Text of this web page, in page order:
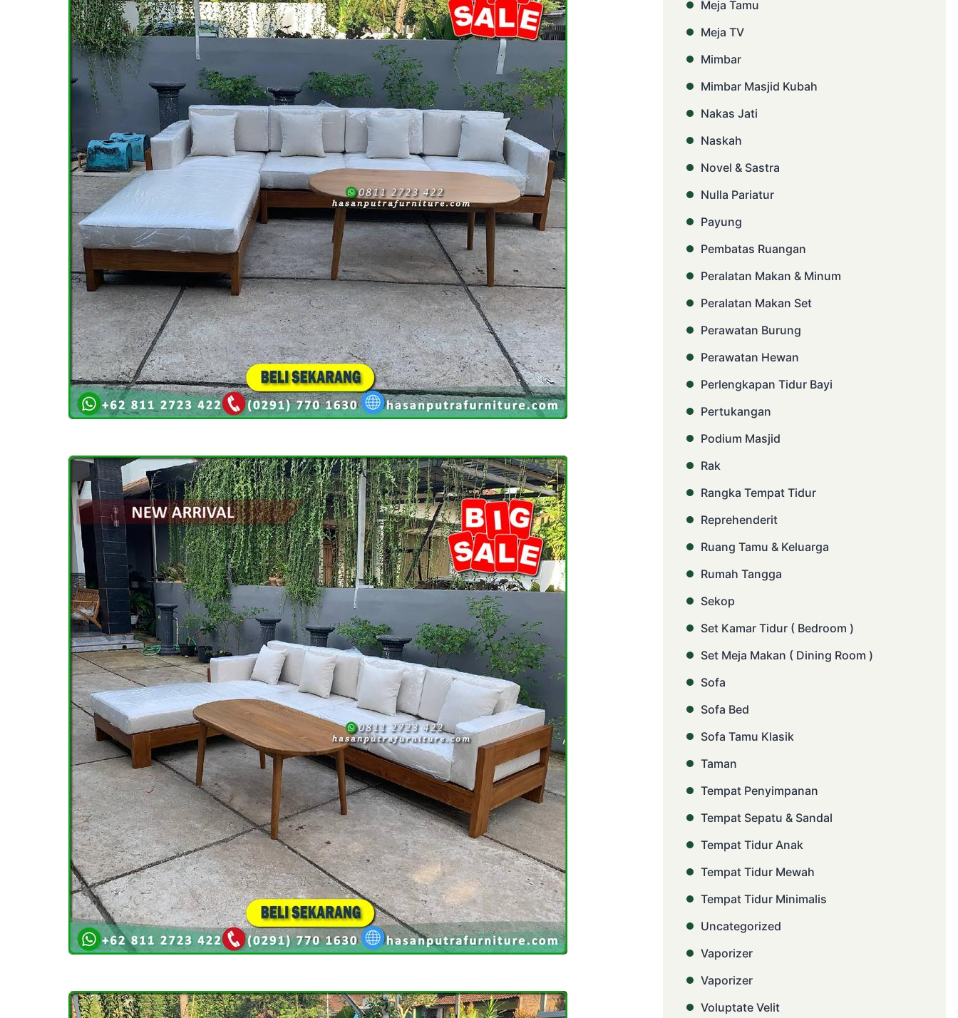
Meja Tamu
Meja TV
Mimbar
Mimbar Masjid Kubah
Nakas Jati
Naskah
Novel & Sastra
Nulla Pariatur
Payung
Pembatas Ruangan
Peralatan Makan & Minum
Peralatan Makan Set
Perawatan Burung
Perawatan Hewan
Perlengkapan Tidur Bayi
Pertukangan
Podium Masjid
Rak
Rangka Tempat Tidur
Reprehenderit
Ruang Tamu & Keluarga
Rumah Tangga
Sekop
Set Kamar Tidur ( Bedroom )
Set Meja Makan ( Dining Room )
Sofa
Sofa Bed
Sofa Tamu Klasik
Taman
Tempat Penyimpanan
Tempat Sepatu & Sandal
Tempat Tidur Anak
Tempat Tidur Mewah
Tempat Tidur Minimalis
Uncategorized
Vaporizer
Vaporizer
Voluptate Velit